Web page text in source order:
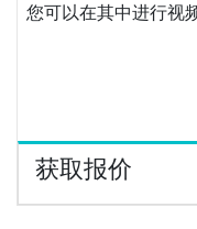
您可以在其中进行视
获取报价